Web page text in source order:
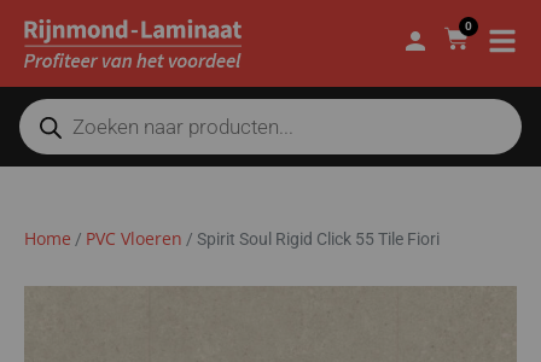
0
Home / PVC Vloeren / Spirit Soul Rigid Click 55 Tile Fiori